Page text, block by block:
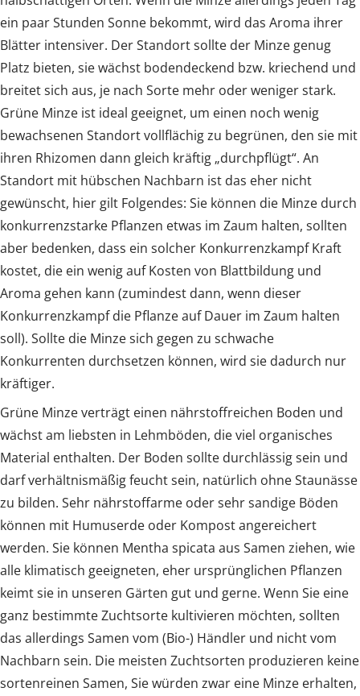
ein paar Stunden Sonne bekommt, wird das Aroma ihrer
Blätter intensiver. Der Standort sollte der Minze genug
Platz bieten, sie wächst bodendeckend bzw. kriechend und
breitet sich aus, je nach Sorte mehr oder weniger stark.
Grüne Minze ist ideal geeignet, um einen noch wenig
bewachsenen Standort vollflächig zu begrünen, den sie mit
ihren Rhizomen dann gleich kräftig „durchpflügt“. An
Standort mit hübschen Nachbarn ist das eher nicht
gewünscht, hier gilt Folgendes: Sie können die Minze durch
konkurrenzstarke Pflanzen etwas im Zaum halten, sollten
aber bedenken, dass ein solcher Konkurrenzkampf Kraft
kostet, die ein wenig auf Kosten von Blattbildung und
Aroma gehen kann (zumindest dann, wenn dieser
Konkurrenzkampf die Pflanze auf Dauer im Zaum halten
soll). Sollte die Minze sich gegen zu schwache
Konkurrenten durchsetzen können, wird sie dadurch nur
kräftiger.
Grüne Minze verträgt einen nährstoffreichen Boden und
wächst am liebsten in Lehmböden, die viel organisches
Material enthalten. Der Boden sollte durchlässig sein und
darf verhältnismäßig feucht sein, natürlich ohne Staunässe
zu bilden. Sehr nährstoffarme oder sehr sandige Böden
können mit Humuserde oder Kompost angereichert
werden. Sie können Mentha spicata aus Samen ziehen, wie
alle klimatisch geeigneten, eher ursprünglichen Pflanzen
keimt sie in unseren Gärten gut und gerne. Wenn Sie eine
ganz bestimmte Zuchtsorte kultivieren möchten, sollten
das allerdings Samen vom (Bio-) Händler und nicht vom
Nachbarn sein. Die meisten Zuchtsorten produzieren keine
sortenreinen Samen, Sie würden zwar eine Minze erhalten,